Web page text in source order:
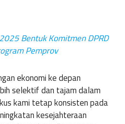
Bentuk Komitmen DPRD
Pemprov
ekonomi ke depan
selektif dan tajam dalam
kami tetap konsisten pada
kesejahteraan